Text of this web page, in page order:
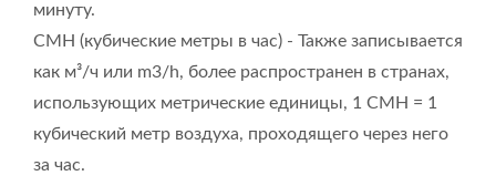
минуту.
CMH (кубические метры в час) - Также записывается
как м³/ч или m3/h, более распространен в странах,
использующих метрические единицы, 1 CMH = 1
кубический метр воздуха, проходящего через него
за час.